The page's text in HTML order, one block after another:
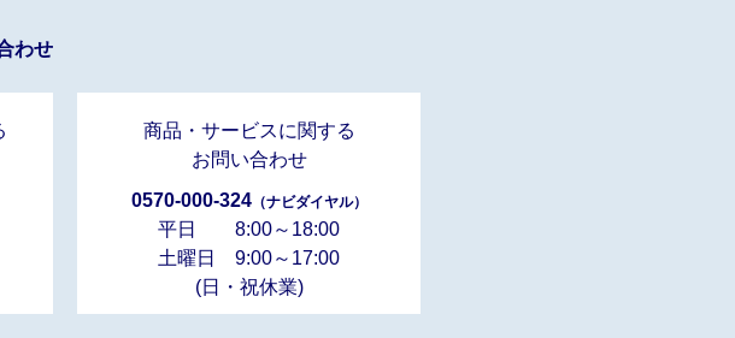
わせ
商品・サービスに関する
お問い合わせ
0570-000-324（ナビダイヤル）
平日 8:00～18:00
土曜日 9:00～17:00
(日・祝休業)